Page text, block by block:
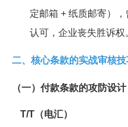
定邮箱 + 纸质邮寄）
认可，企业丧失胜诉权
二、核心条款的实战审核技
（一）付款条款的攻防设计
T/T（电汇）